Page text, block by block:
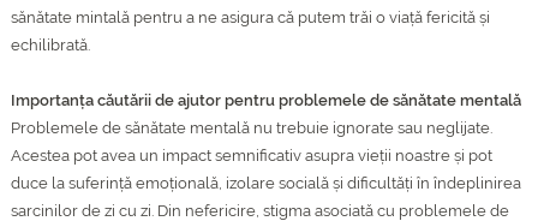
sănătate mintală pentru a ne asigura că putem trăi o viață fericită și
echilibrată.
Importanța căutării de ajutor pentru problemele de sănătate mentală
Problemele de sănătate mentală nu trebuie ignorate sau neglijate.
Acestea pot avea un impact semnificativ asupra vieții noastre și pot
duce la suferință emoțională, izolare socială și dificultăți în îndeplinirea
sarcinilor de zi cu zi. Din nefericire, stigma asociată cu problemele de